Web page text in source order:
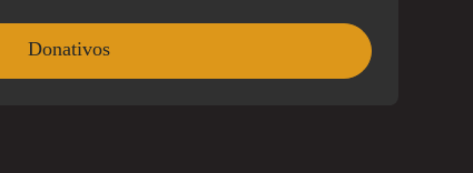
Donativos